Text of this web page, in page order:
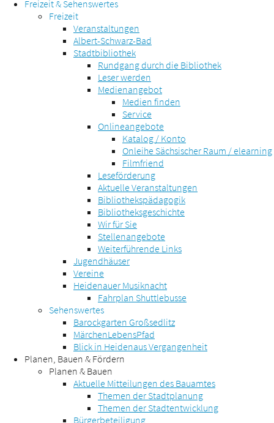
Freizeit & Sehenswertes
Freizeit
Veranstaltungen
Albert-Schwarz-Bad
Stadtbibliothek
Rundgang durch die Bibliothek
Leser werden
Medienangebot
Medien finden
Service
Onlineangebote
Katalog / Konto
Onleihe Sächsischer Raum / elearning
Filmfriend
Leseförderung
Aktuelle Veranstaltungen
Bibliothekspädagogik
Bibliotheksgeschichte
Wir für Sie
Stellenangebote
Weiterführende Links
Jugendhäuser
Vereine
Heidenauer Musiknacht
Fahrplan Shuttlebusse
Sehenswertes
Barockgarten Großsedlitz
MärchenLebensPfad
Blick in Heidenaus Vergangenheit
Planen, Bauen & Fördern
Planen & Bauen
Aktuelle Mitteilungen des Bauamtes
Themen der Stadtplanung
Themen der Stadtentwicklung
Bürgerbeteiligung